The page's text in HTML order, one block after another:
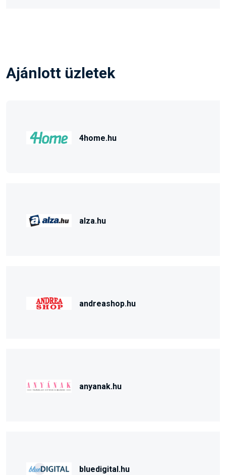
Ajánlott üzletek
4home.hu
alza.hu
andreashop.hu
anyanak.hu
bluedigital.hu